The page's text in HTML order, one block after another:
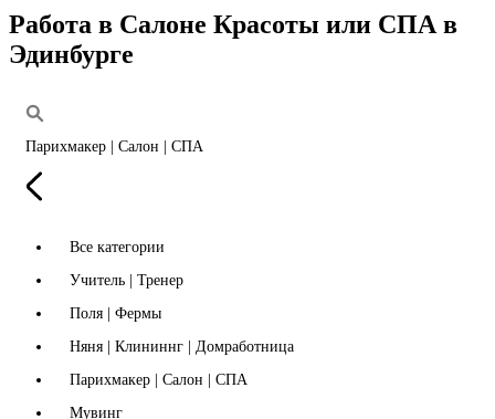
Работа в Салоне Красоты или СПА в
Эдинбурге
Парихмакер | Салон | СПА
Все категории
Учитель | Тренер
Поля | Фермы
Няня | Клининнг | Домработница
Парихмакер | Салон | СПА
Мувинг